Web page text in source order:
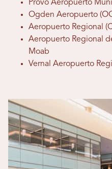
Provo Aeropuerto
Ogden Aeropuerto
Aeropuerto Regional
Aeropuerto Regional
Moab
Vernal Aeropuerto